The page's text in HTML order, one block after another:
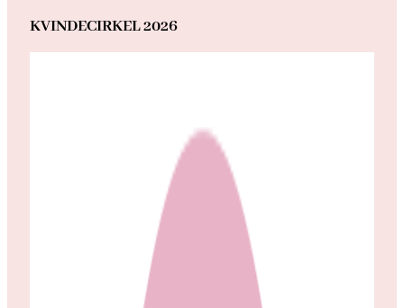
KVINDECIRKEL 2026